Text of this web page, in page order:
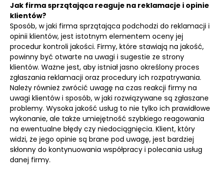
Jak firma sprzątająca reaguje na reklamacje i opinie
klientów?
Sposób, w jaki firma sprzątająca podchodzi do reklamacji i
opinii klientów, jest istotnym elementem oceny jej
procedur kontroli jakości. Firmy, które stawiają na jakość,
powinny być otwarte na uwagi i sugestie ze strony
klientów. Ważne jest, aby istniał jasno określony proces
zgłaszania reklamacji oraz procedury ich rozpatrywania.
Należy również zwrócić uwagę na czas reakcji firmy na
uwagi klientów i sposób, w jaki rozwiązywane są zgłaszane
problemy. Wysoka jakość usług to nie tylko ich prawidłowe
wykonanie, ale także umiejętność szybkiego reagowania
na ewentualne błędy czy niedociągnięcia. Klient, który
widzi, że jego opinie są brane pod uwagę, jest bardziej
skłonny do kontynuowania współpracy i polecania usług
danej firmy.